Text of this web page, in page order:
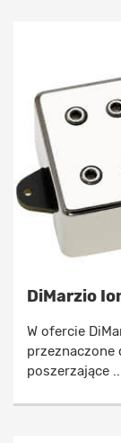
DiMarzio
W ofercie
poszerzające